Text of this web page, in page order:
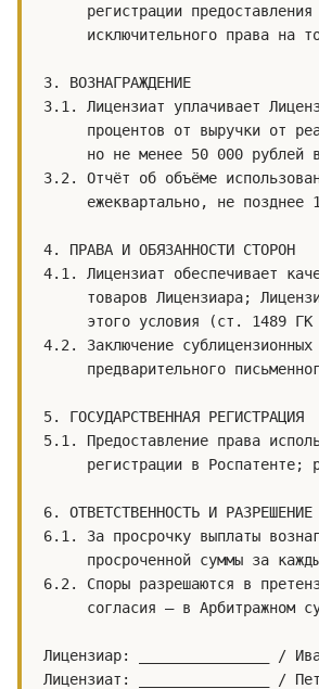
регистрации
исключительного права на
3. ВОЗНАГРАЖДЕНИЕ
3.1. Лицензиат уплачивает
процентов от выручки от
но не менее 50 000 рублей
3.2. Отчёт об объёме
ежеквартально, не позднее
4. ПРАВА И ОБЯЗАННОСТИ СТОРОН
4.1. Лицензиат обеспечивает
товаров Лицензиара;
этого условия (ст. 1489 ГК
4.2. Заключение
предварительного
5. ГОСУДАРСТВЕННАЯ РЕГИСТРАЦИЯ
5.1. Предоставление права
регистрации в Роспатенте;
6. ОТВЕТСТВЕННОСТЬ И РАЗРЕШЕНИЕ
6.1. За просрочку выплаты
просроченной суммы за
6.2. Споры разрешаются в
согласия — в Арбитражном
Лицензиар: _______________ /
Лицензиат: _______________ /